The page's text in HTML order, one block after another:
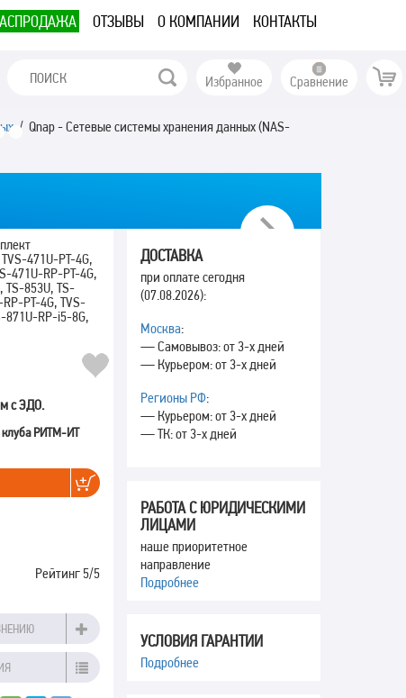
ОТЗЫВЫ О КОМПАНИИ КОНТАКТЫ
Избранное Сравнение
/ Qnap - Сетевые системы хранения данных (NAS-
Next
471U-PT-4G,
471U-RP-PT-4G,
TS-853U, TS-
PT-4G, TVS-
871U-RP-i5-8G,
с ЭДО.
РИТМ-ИТ
Рейтинг 5/5
ДОСТАВКА
при оплате сегодня
(07.08.2026):
Москва:
— Самовывоз: от 3-х дней
— Курьером: от 3-х дней
Регионы РФ:
— Курьером: от 3-х дней
— ТК: от 3-х дней
РАБОТА С ЮРИДИЧЕСКИМИ
ЛИЦАМИ
наше приоритетное
направление
Подробнее
УСЛОВИЯ ГАРАНТИИ
Подробнее